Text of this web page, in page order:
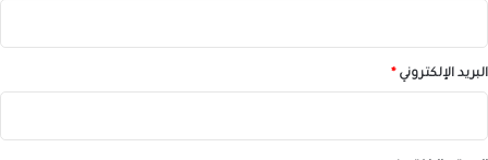
البريد الإلكتروني*